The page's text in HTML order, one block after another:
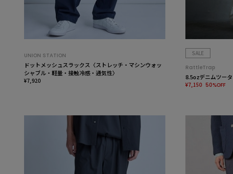
UNION STATION
ドットメッシュスラックス〈ストレッチ・マシンウォッ
シャブル・軽量・接触冷感・通気性〉
¥7,920
SALE
RattleTrap
8.5ozデニムツー
¥7,150 50%OFF